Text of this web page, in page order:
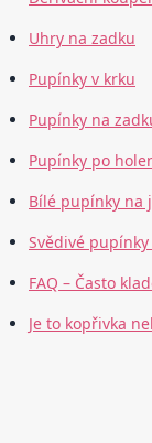
Uhry na zadku
Pupínky v krku
Pupínky na
Pupínky po
Bílé pupínky na
Svědivé pupínky
FAQ – Často
Je to kopřivka